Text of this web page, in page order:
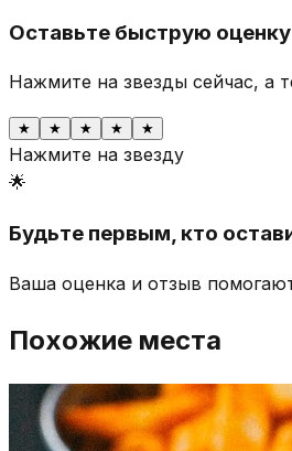
Оставьте быструю оценку
Нажмите на звезды сейчас, а
★ ★ ★ ★ ★
Нажмите на звезду
🌟
Будьте первым, кто
Ваша оценка и отзыв
Похожие места